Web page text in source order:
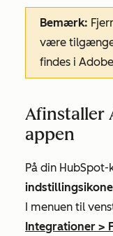
Bemærk:
være
findes i
Afinstaller
appen
På din
I menuen til
Integrationer >